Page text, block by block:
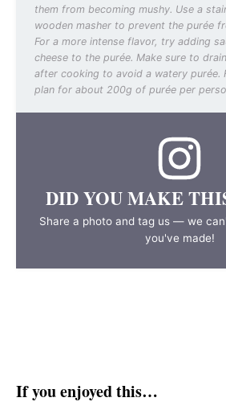
them from becoming mushy. Use a
wooden masher to prevent the purée
For a more intense flavor, try adding
cheese to the purée. Make sure to
after cooking to avoid a watery purée.
plan for about 200g of purée per
DID YOU MAKE
Share a photo and tag us — we
you've made!
If you enjoyed this…